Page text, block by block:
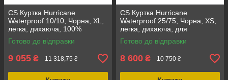
CS Куртка Hurricane
Waterproof 10/10, Чорна, XL,
легка, дихаюча, 100%
водонепроникна, для
активного відпочинку
Готово до відправки
9 055 ₴ 11 318,75 ₴
CS Куртка Hurricane
Waterproof 25/75, Чорна, XS,
легка, дихаюча, для
активного відпочинку, з
капюшоном та ергономічною
посадкою
Готово до відправки
8 600 ₴ 10 750 ₴